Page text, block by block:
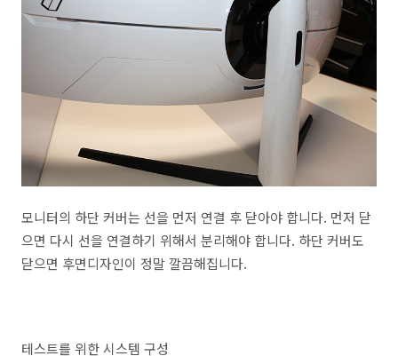
모니터의 하단 커버는 선을 먼저 연결 후 닫아야 합니다. 먼저 닫
으면 다시 선을 연결하기 위해서 분리해야 합니다. 하단 커버도
닫으면 후면디자인이 정말 깔끔해집니다.
테스트를 위한 시스템 구성